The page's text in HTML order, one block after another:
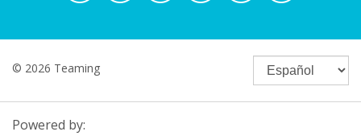
© 2026 Teaming
Powered by: